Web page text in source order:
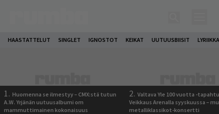
HAASTATTELUT SINGLET IGNOSTOT KEIKAT UUTUUSBIISIT
1. Huomenna se ilmestyy – CMX:stä tutun
A.W. Yrjänän uutuusalbumi om
mammuttimainen kokonaisuus
2. Valtava Yle 100 vuotta -
Veikkaus Arenalla syyskuussa –
metalliklassikot-konsertti